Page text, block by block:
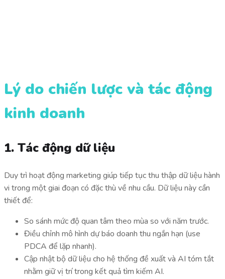
Lý do chiến lược và tác động
kinh doanh
1. Tác động dữ liệu
Duy trì hoạt động marketing giúp tiếp tục thu thập dữ liệu hành
vi trong một giai đoạn có đặc thù về nhu cầu. Dữ liệu này cần
thiết để:
So sánh mức độ quan tâm theo mùa so với năm trước.
Điều chỉnh mô hình dự báo doanh thu ngắn hạn (use
PDCA để lặp nhanh).
Cập nhật bộ dữ liệu cho hệ thống đề xuất và AI tóm tắt
nhằm giữ vị trí trong kết quả tìm kiếm AI.